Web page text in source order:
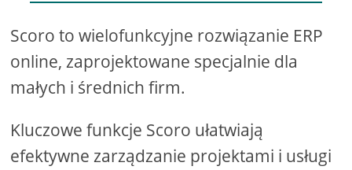
Scoro to wielofunkcyjne rozwiązanie ERP
online, zaprojektowane specjalnie dla
małych i średnich firm.
Kluczowe funkcje Scoro ułatwiają
efektywne zarządzanie projektami i usługi